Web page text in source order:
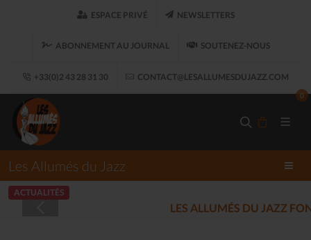
ESPACE PRIVÉ NEWSLETTERS
ABONNEMENT AU JOURNAL SOUTENEZ-NOUS
+33(0)2 43 28 31 30 CONTACT@LESALLUMESDUJAZZ.COM
0
Les Allumés du Jazz
ACTUALITÉS
LES ALLUMÉS DU JAZZ FONT SALON, LE